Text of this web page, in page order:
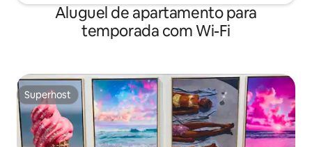
Aluguel de apartamento para
temporada com Wi-Fi
Superhost
Superhost